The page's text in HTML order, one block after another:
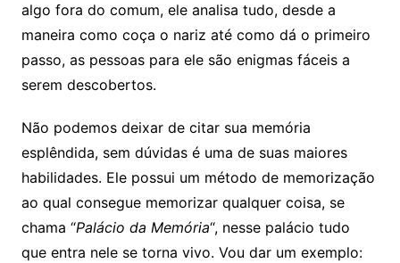
algo fora do comum, ele analisa tudo, desde a
maneira como coça o nariz até como dá o primeiro
passo, as pessoas para ele são enigmas fáceis a
serem descobertos.
Não podemos deixar de citar sua memória
esplêndida, sem dúvidas é uma de suas maiores
habilidades. Ele possui um método de memorização
ao qual consegue memorizar qualquer coisa, se
chama “Palácio da Memória“, nesse palácio tudo
que entra nele se torna vivo. Vou dar um exemplo: